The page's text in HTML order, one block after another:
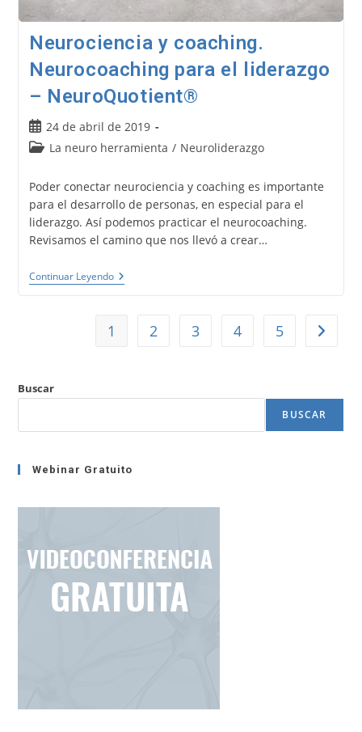
Neurociencia y coaching.
Neurocoaching para el liderazgo
– NeuroQuotient®
Publicación
de
24 de abril de 2019
Categoría
la
entrada:
La neuro herramienta / Neuroliderazgo
Poder conectar neurociencia y coaching es importante
para el desarrollo de personas, en especial para el
liderazgo. Así podemos practicar el neurocoaching.
Revisamos el camino que nos llevó a crear…
Continuar LeyendoNeurociencia
Y
Para
El
1 2 3 4 5 Ir a la
Buscar
BUSCAR
Webinar Gratuito